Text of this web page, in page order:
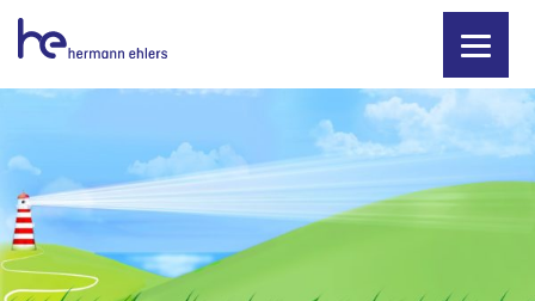
Skip
content